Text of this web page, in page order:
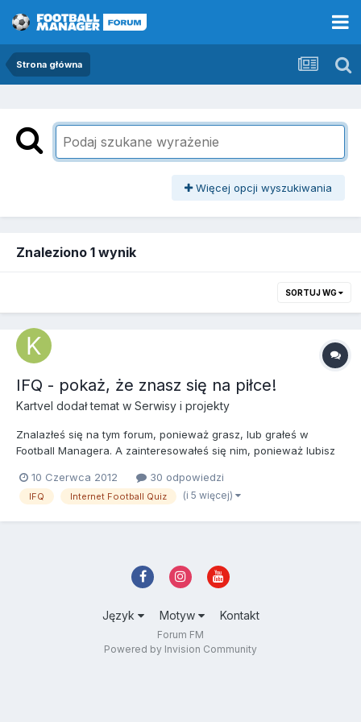
Strona główna
Więcej opcji wyszukiwania
Znaleziono 1 wynik
SORTUJ WG
IFQ - pokaż, że znasz się na piłce!
Kartvel dodał temat w Serwisy i projekty
Znalazłeś się na tym forum, ponieważ grasz, lub grałeś w
Football Managera. A zainteresowałeś się nim, ponieważ lubisz
Śledzisz informacje z nią związane. Kariery zawodników.
Transfery. Występy klubów. Wielkie mecze. Mam rację? Pewnie
10 Czerwca 2012 30 odpowiedzi
IFQ Internet Football Quiz (i 5 więcej)
Język Motyw Kontakt
Forum FM
Powered by Invision Community